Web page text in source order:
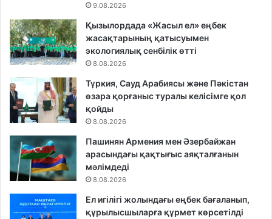
9.08.2026
Қызылордада «Жасыл ел» еңбек
жасақтарының қатысуымен
экологиялық сенбілік өтті
8.08.2026
Түркия, Сауд Арабиясы және Пәкістан
өзара қорғаныс туралы келісімге қол
қойды
8.08.2026
Пашинян Армения мен Әзербайжан
арасындағы қақтығыс аяқталғанын
мәлімдеді
8.08.2026
Ел игілігі жолындағы еңбек бағаланып,
құрылысшыларға құрмет көрсетілді